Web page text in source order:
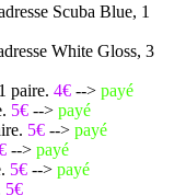
Scuba Blue, 1
White Gloss, 3
paire. 4€ --> payé
5€ --> payé
5€ --> payé
--> payé
5€ --> payé
5€